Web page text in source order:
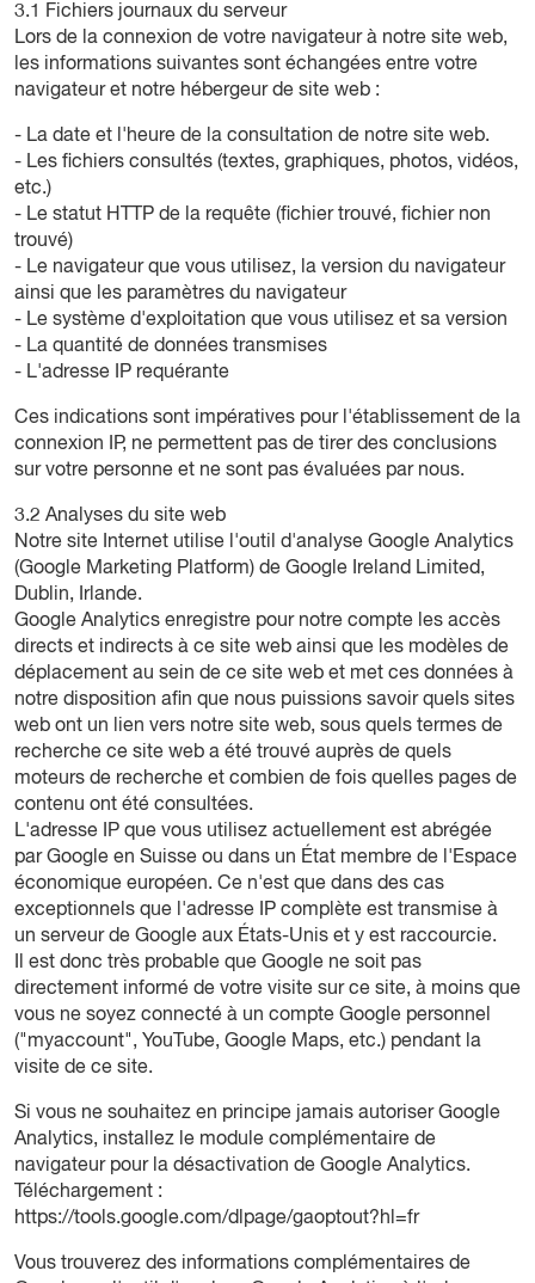
3.1 Fichiers journaux du serveur
Lors de la connexion de votre navigateur à notre site web,
les informations suivantes sont échangées entre votre
navigateur et notre hébergeur de site web :
- La date et l'heure de la consultation de notre site web.
- Les fichiers consultés (textes, graphiques, photos, vidéos,
etc.)
- Le statut HTTP de la requête (fichier trouvé, fichier non
trouvé)
- Le navigateur que vous utilisez, la version du navigateur
ainsi que les paramètres du navigateur
- Le système d'exploitation que vous utilisez et sa version
- La quantité de données transmises
- L'adresse IP requérante
Ces indications sont impératives pour l'établissement de la
connexion IP, ne permettent pas de tirer des conclusions
sur votre personne et ne sont pas évaluées par nous.
3.2 Analyses du site web
Notre site Internet utilise l'outil d'analyse Google Analytics
(Google Marketing Platform) de Google Ireland Limited,
Dublin, Irlande.
Google Analytics enregistre pour notre compte les accès
directs et indirects à ce site web ainsi que les modèles de
déplacement au sein de ce site web et met ces données à
notre disposition afin que nous puissions savoir quels sites
web ont un lien vers notre site web, sous quels termes de
recherche ce site web a été trouvé auprès de quels
moteurs de recherche et combien de fois quelles pages de
contenu ont été consultées.
L'adresse IP que vous utilisez actuellement est abrégée
par Google en Suisse ou dans un État membre de l'Espace
économique européen. Ce n'est que dans des cas
exceptionnels que l'adresse IP complète est transmise à
un serveur de Google aux États-Unis et y est raccourcie.
Il est donc très probable que Google ne soit pas
directement informé de votre visite sur ce site, à moins que
vous ne soyez connecté à un compte Google personnel
("myaccount", YouTube, Google Maps, etc.) pendant la
visite de ce site.
Si vous ne souhaitez en principe jamais autoriser Google
Analytics, installez le module complémentaire de
navigateur pour la désactivation de Google Analytics.
Téléchargement :
https://tools.google.com/dlpage/gaoptout?hl=fr
Vous trouverez des informations complémentaires de